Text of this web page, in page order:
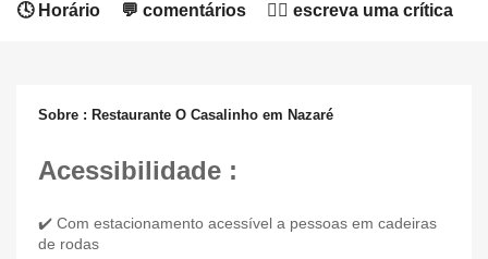
🕓 Horário 💬 comentários ✍🏻 escreva uma crítica
Sobre : Restaurante O Casalinho em Nazaré
Acessibilidade :
✔️ Com estacionamento acessível a pessoas em cadeiras
de rodas